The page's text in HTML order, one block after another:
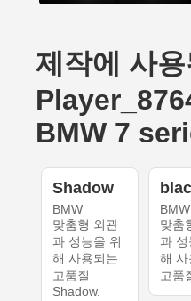
제작에 사
BMW 7
Shadow
BMW
맞춤형 외관
과 성능을 위
해 사용되는
고품질
Shadow.
BMW
맞춤
과 성
해 사
고품